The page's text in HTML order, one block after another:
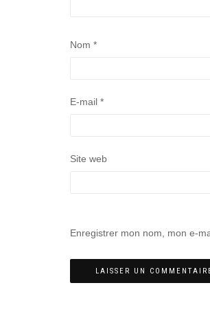
Nom *
E-mail *
Site web
Enregistrer mon nom, mon e-